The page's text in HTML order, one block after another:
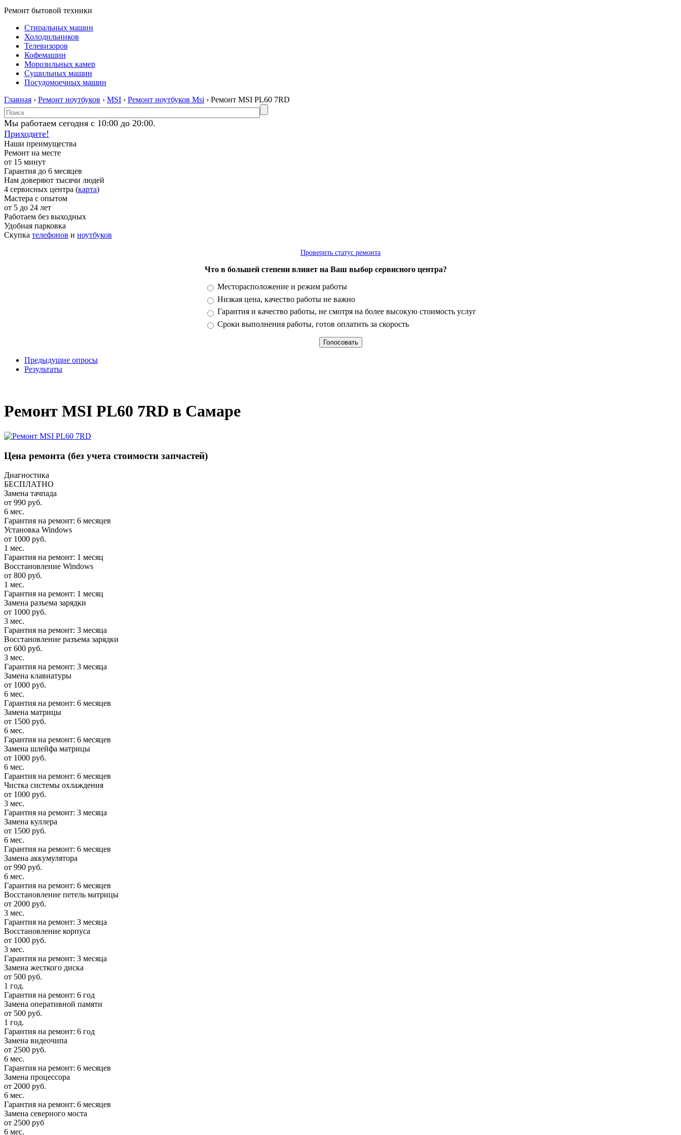
Ремонт бытовой техники
Стиральных машин
Холодильников
Телевизоров
Кофемашин
Морозильных камер
Сушильных машин
Посудомоечных машин
Главная › Ремонт ноутбуков › MSI › Ремонт ноутбуков Msi › Ремонт MSI PL60 7RD
Мы работаем сегодня с 10:00 до 20:00.
Приходите!
Наши преимущества
Ремонт на месте
от 15 минут
Гарантия до 6 месяцев
Нам доверяют тысячи людей
4 сервисных центра (карта)
Мастера с опытом
от 5 до 24 лет
Работаем без выходных
Удобная парковка
Скупка телефонов и ноутбуков
Проверить статус ремонта
Что в большей степени влияет на Ваш выбор сервисного центра?
Варианты
Месторасположение и режим работы
Низкая цена, качество работы не важно
Гарантия и качество работы, не смотря на более высокую стоимость услуг
Сроки выполнения работы, готов оплатить за скорость
Предыдущие опросы
Результаты
Ремонт MSI PL60 7RD в Самаре
Цена ремонта (без учета стоимости запчастей)
Диагностика
БЕСПЛАТНО
Замена тачпада
от 990 руб.
6 мес.
Гарантия на ремонт: 6 месяцев
Установка Windows
от 1000 руб.
1 мес.
Гарантия на ремонт: 1 месяц
Восстановление Windows
от 800 руб.
1 мес.
Гарантия на ремонт: 1 месяц
Замена разъема зарядки
от 1000 руб.
3 мес.
Гарантия на ремонт: 3 месяца
Восстановление разъема зарядки
от 600 руб.
3 мес.
Гарантия на ремонт: 3 месяца
Замена клавиатуры
от 1000 руб.
6 мес.
Гарантия на ремонт: 6 месяцев
Замена матрицы
от 1500 руб.
6 мес.
Гарантия на ремонт: 6 месяцев
Замена шлейфа матрицы
от 1000 руб.
6 мес.
Гарантия на ремонт: 6 месяцев
Чистка системы охлаждения
от 1000 руб.
3 мес.
Гарантия на ремонт: 3 месяца
Замена куллера
от 1500 руб.
6 мес.
Гарантия на ремонт: 6 месяцев
Замена аккумулятора
от 990 руб.
6 мес.
Гарантия на ремонт: 6 месяцев
Восстановление петель матрицы
от 2000 руб.
3 мес.
Гарантия на ремонт: 3 месяца
Восстановление корпуса
от 1000 руб.
3 мес.
Гарантия на ремонт: 3 месяца
Замена жесткого диска
от 500 руб.
1 год.
Гарантия на ремонт: 6 год
Замена оперативной памяти
от 500 руб.
1 год.
Гарантия на ремонт: 6 год
Замена видеочипа
от 2500 руб.
6 мес.
Гарантия на ремонт: 6 месяцев
Замена процессора
от 2000 руб.
6 мес.
Гарантия на ремонт: 6 месяцев
Замена северного моста
от 2500 руб
6 мес.